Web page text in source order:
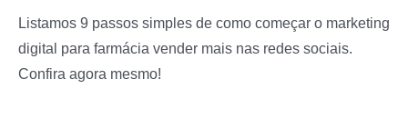
Listamos 9 passos simples de como começar o marketing
digital para farmácia vender mais nas redes sociais.
Confira agora mesmo!